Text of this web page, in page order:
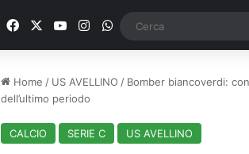
FacebookYou TubeInstagram
WhatsApp
Home / US AVELLINO / Bomber biancoverdi:
dell’ultimo periodo
CALCIO SERIE C US AVELLINO